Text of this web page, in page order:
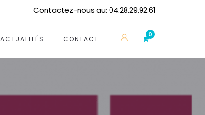
Contactez-nous au: 04.28.29.92.61
ACTUALITÉS CONTACT